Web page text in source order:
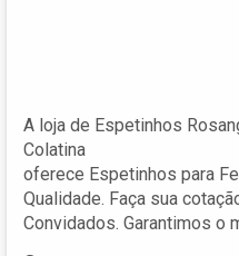
A loja de Espetinhos
Colatina
oferece Espetinhos para
Qualidade. Faça sua
Convidados. Garantimos o